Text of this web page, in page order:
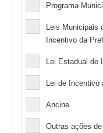
Programa
Leis Municipais
Incentivo da
Lei Estadual de
Lei de Incentivo
Ancine
Outras ações